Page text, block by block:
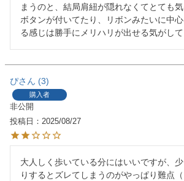
まうのと、結局肩紐が隠れなくてとても気
ボタンが付いてたり、リボンみたいに中
る感じは勝手にメリハリが出せる気がして
ぴ 3
購入者
非公開
投稿日
2025/08/27
大人しく歩いている分にはいいですが、
りするとズレてしまうのがやっぱり難点